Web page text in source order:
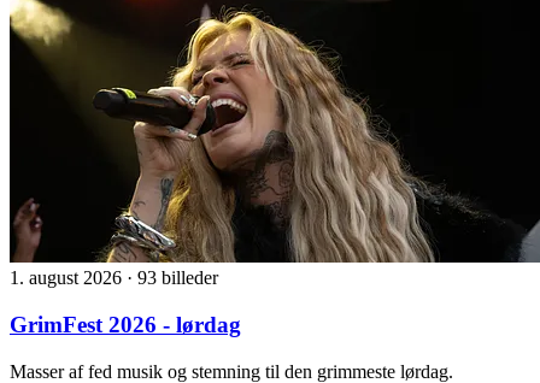
1. august 2026 · 93 billeder
GrimFest 2026 - lørdag
Masser af fed musik og stemning til den grimmeste lørdag.